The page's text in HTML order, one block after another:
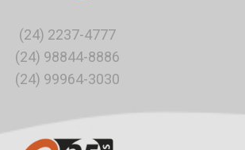
(24) 2237-4777
(24) 98844-8886
(24) 99964-3030